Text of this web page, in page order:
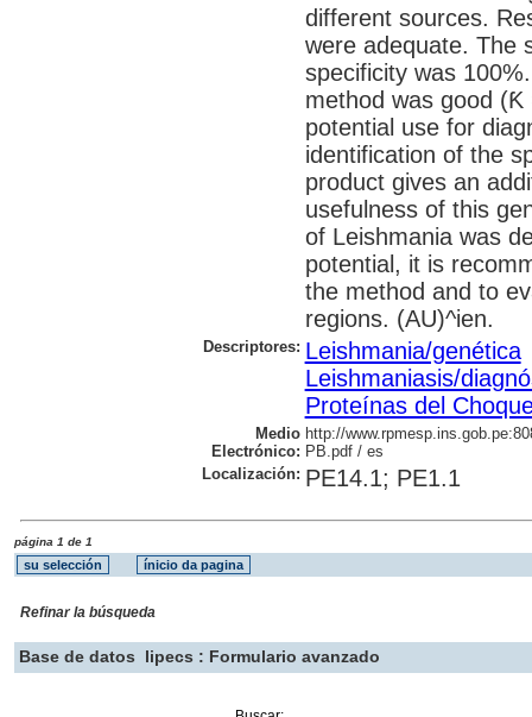
different sources.
were adequate. The
specificity was
method was good
potential use for
identification of the
product gives an
usefulness of this
of Leishmania was
potential, it is
the method and to
regions. (AU)^ien.
Descriptores: Leishmania/genética
Leishmaniasis/
Proteínas del
Medio
Electrónico:
http://
PB.pdf / es
Localización: PE14.1; PE1.1
página 1 de 1
Refinar la búsqueda
Base de datos lipecs : Formulario avanzado